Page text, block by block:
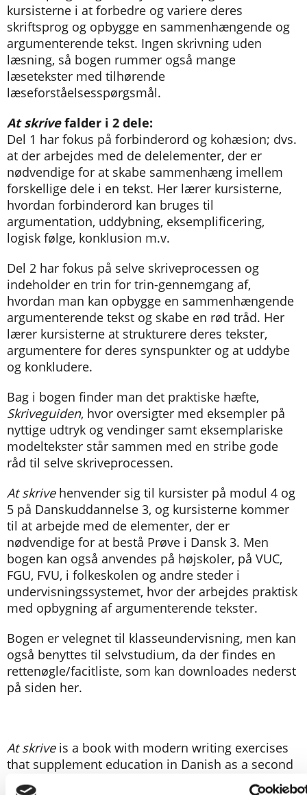
kursisterne i at forbedre og variere deres
skriftsprog og opbygge en sammenhængende og
argumenterende tekst. Ingen skrivning uden
læsning, så bogen rummer også mange
læsetekster med tilhørende
læseforståelsesspørgsmål.
At skrivefalder i 2 dele:
Del 1 har fokus på forbinderord og kohæsion; dvs.
at der arbejdes med de delelementer, der er
nødvendige for at skabe sammenhæng imellem
forskellige dele i en tekst. Her lærer kursisterne,
hvordan forbinderord kan bruges til
argumentation, uddybning, eksemplificering,
logisk følge, konklusion m.v.
Del 2 har fokus på selve skriveprocessen og
indeholder en trin for trin-gennemgang af,
hvordan man kan opbygge en sammenhængende
argumenterende tekst og skabe en rød tråd. Her
lærer kursisterne at strukturere deres tekster,
argumentere for deres synspunkter og at uddybe
og konkludere.
Bag i bogen finder man det praktiske hæfte,
Skriveguiden, hvor oversigter med eksempler på
nyttige udtryk og vendinger samt eksemplariske
modeltekster står sammen med en stribe gode
råd til selve skriveprocessen.
At skrivehenvender sig til kursister på modul 4 og
5 på Danskuddannelse 3, og kursisterne kommer
til at arbejde med de elementer, der er
nødvendige for at bestå Prøve i Dansk 3. Men
bogen kan også anvendes på højskoler, på VUC,
FGU, FVU, i folkeskolen og andre steder i
undervisningssystemet, hvor der arbejdes praktisk
med opbygning af argumenterende tekster.
Bogen er velegnet til klasseundervisning, men kan
også benyttes til selvstudium, da der findes en
rettenøgle/facitliste, som kan downloades nederst
på siden her.
At skriveis a book with modern writing exercises
that supplement education in Danish as a second
language. The book contains several exercises,